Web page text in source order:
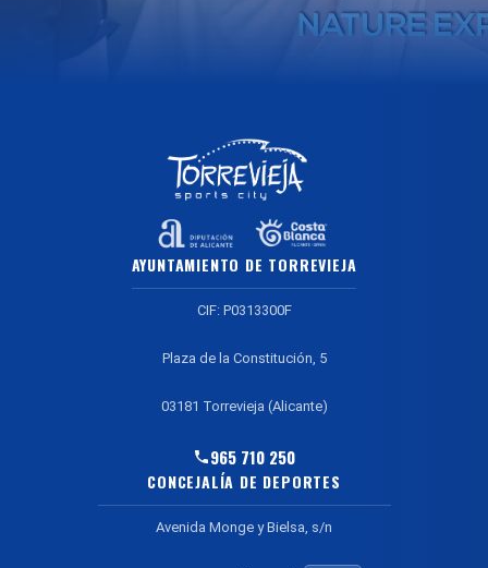
AYUNTAMIENTO DE TORREVIEJA
CIF: P0313300F
Plaza de la Constitución, 5
03181 Torrevieja (Alicante)
965 710 250
CONCEJALÍA DE DEPORTES
Avenida Monge y Bielsa, s/n